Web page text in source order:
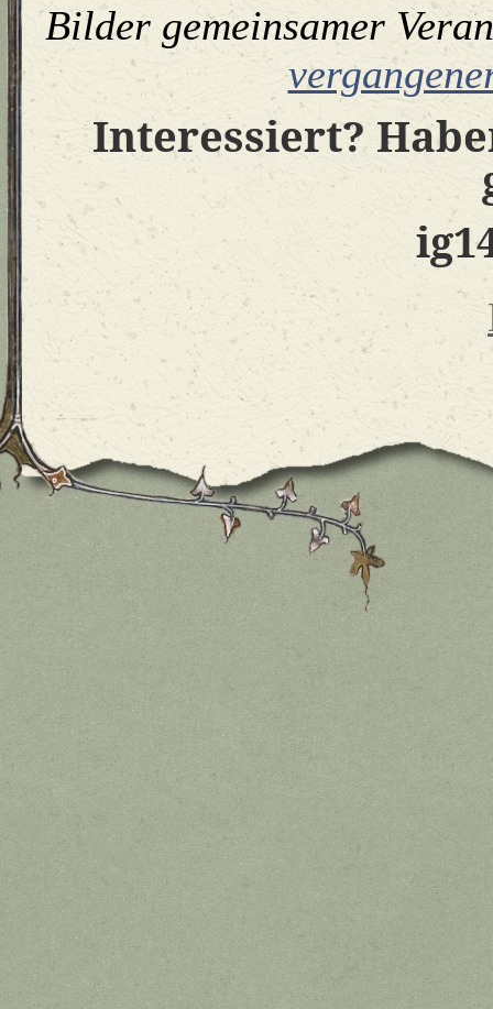
Bilder gemeinsamer
Interessiert?